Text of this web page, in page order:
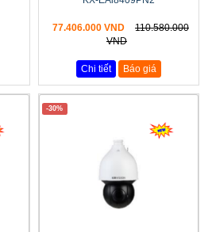
77.406.000 VND
110.580.000
VND
Chi tiết Báo giá
-30%